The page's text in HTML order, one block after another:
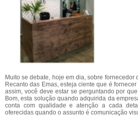
Muito se debate, hoje em dia, sobre fornecedor
Recanto das Emas, esteja ciente que é
assim, você deve estar se perguntando por
Bom, esta solução quando adquirida da
conta com qualidade e atenção a cada
oferecidas quando o assunto é comunicação